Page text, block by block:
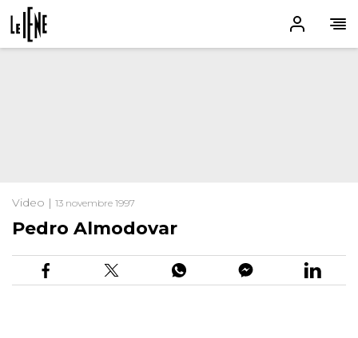
Video | 13 novembre 1997
Pedro Almodovar